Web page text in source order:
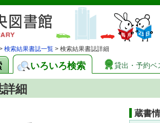
検索結果書誌一覧 > 検索結果書誌詳細
いろいろ検索 貸出・予約ベ
詳細
蔵書